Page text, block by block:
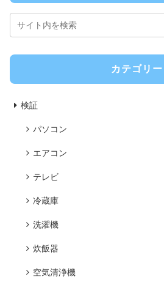
カテゴリー
検証
パソコン
エアコン
テレビ
冷蔵庫
洗濯機
炊飯器
空気清浄機